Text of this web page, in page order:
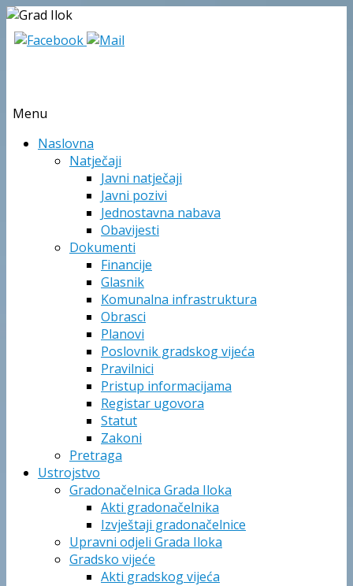
Menu
Skip Naslovna
Natječaji
Javni natječaji
Javni pozivi
Jednostavna nabava
Obavijesti
Dokumenti
Financije
Glasnik
Komunalna infrastruktura
Obrasci
Planovi
Poslovnik gradskog vijeća
Pravilnici
Pristup informacijama
Registar ugovora
Statut
Zakoni
Pretraga
Ustrojstvo
Gradonačelnica Grada Iloka
Akti gradonačelnika
Izvještaji gradonačelnice
Upravni odjeli Grada Iloka
Gradsko vijeće
Akti gradskog vijeća